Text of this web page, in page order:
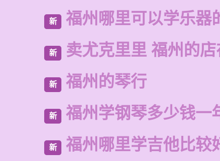
新 福州哪里可以学乐器
新 卖尤克里里 福州的
新 福州的琴行
新 福州学钢琴多少钱一
新 福州哪里学吉他比较